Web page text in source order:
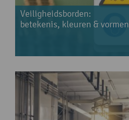
Veiligheidsborden:
betekenis, kleuren & vormen